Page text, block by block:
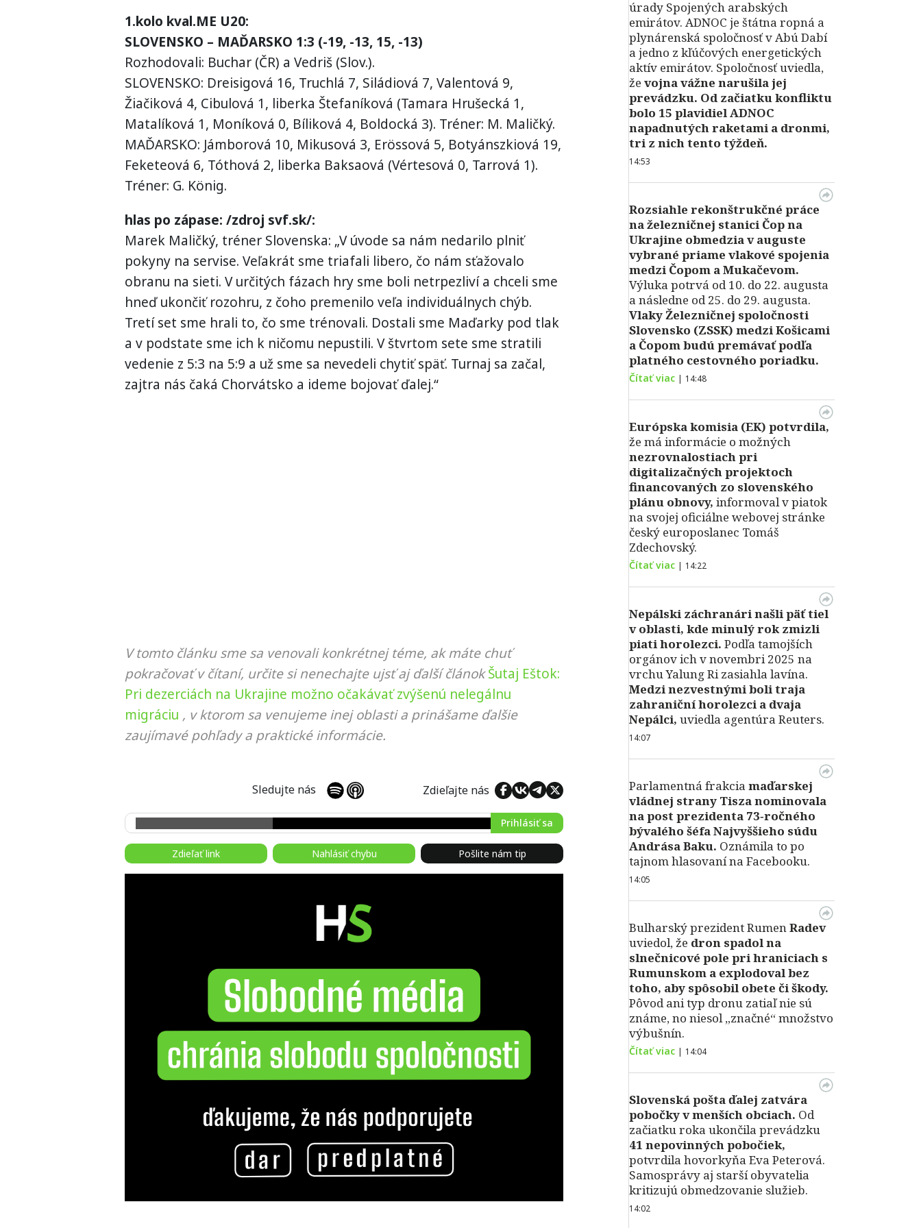
1.kolo kval.ME U20:
SLOVENSKO – MAĎARSKO 1:3 (-19, -13, 15, -13)
Rozhodovali: Buchar (ČR) a Vedriš (Slov.).
SLOVENSKO: Dreisigová 16, Truchlá 7, Siládiová 7, Valentová 9,
Žiačiková 4, Cibulová 1, liberka Štefaníková (Tamara Hrušecká 1,
Matalíková 1, Moníková 0, Bíliková 4, Boldocká 3). Tréner: M. Maličký.
MAĎARSKO: Jámborová 10, Mikusová 3, Erössová 5, Botyánszkiová 19,
Feketeová 6, Tóthová 2, liberka Baksaová (Vértesová 0, Tarrová 1).
Tréner: G. König.
hlas po zápase: /zdroj svf.sk/:
Marek Maličký, tréner Slovenska: „V úvode sa nám nedarilo plniť
pokyny na servise. Veľakrát sme triafali libero, čo nám sťažovalo
obranu na sieti. V určitých fázach hry sme boli netrpezliví a chceli sme
hneď ukončiť rozohru, z čoho premenilo veľa individuálnych chýb.
Tretí set sme hrali to, čo sme trénovali. Dostali sme Maďarky pod tlak
a v podstate sme ich k ničomu nepustili. V štvrtom sete sme stratili
vedenie z 5:3 na 5:9 a už sme sa nevedeli chytiť späť. Turnaj sa začal,
zajtra nás čaká Chorvátsko a ideme bojovať ďalej.“
V tomto článku sme sa venovali konkrétnej téme, ak máte chuť
pokračovať v čítaní, určite si nenechajte ujsť aj ďalší článok Šutaj Eštok:
Pri dezerciách na Ukrajine možno očakávať zvýšenú nelegálnu
migráciu , v ktorom sa venujeme inej oblasti a prinášame ďalšie
zaujímavé pohľady a praktické informácie.
Sledujte nás Zdieľajte nás
Prihlásiť sa
Zdieľať link Nahlásiť chybu Pošlite nám tip
úrady Spojených arabských
emirátov. ADNOC je štátna ropná a
plynárenská spoločnosť v Abú Dabí
a jedno z kľúčových energetických
aktív emirátov. Spoločnosť uviedla,
že vojna vážne narušila jej
prevádzku. Od začiatku konfliktu
bolo 15 plavidiel ADNOC
napadnutých raketami a dronmi,
tri z nich tento týždeň.
14:53
Rozsiahle rekonštrukčné práce
na železničnej stanici Čop na
Ukrajine obmedzia v auguste
vybrané priame vlakové spojenia
medzi Čopom a Mukačevom.
Výluka potrvá od 10. do 22. augusta
a následne od 25. do 29. augusta.
Vlaky Železničnej spoločnosti
Slovensko (ZSSK) medzi Košicami
a Čopom budú premávať podľa
platného cestovného poriadku.
Čítať viac | 14:48
Európska komisia (EK) potvrdila,
že má informácie o možných
nezrovnalostiach pri
digitalizačných projektoch
financovaných zo slovenského
plánu obnovy, informoval v piatok
na svojej oficiálne webovej stránke
český europoslanec Tomáš
Zdechovský.
Čítať viac | 14:22
Nepálski záchranári našli päť tiel
v oblasti, kde minulý rok zmizli
piati horolezci. Podľa tamojších
orgánov ich v novembri 2025 na
vrchu Yalung Ri zasiahla lavína.
Medzi nezvestnými boli traja
zahraniční horolezci a dvaja
Nepálci, uviedla agentúra Reuters.
14:07
Parlamentná frakcia maďarskej
vládnej strany Tisza nominovala
na post prezidenta 73‑ročného
bývalého šéfa Najvyššieho súdu
Andrása Baku. Oznámila to po
tajnom hlasovaní na Facebooku.
14:05
Bulharský prezident RumenRadev
uviedol, že dron spadol na
slnečnicové pole pri hraniciach s
Rumunskom a explodoval bez
toho, aby spôsobil obete či škody.
Pôvod ani typ dronu zatiaľ nie sú
známe, no niesol „značné“ množstvo
výbušnín.
Čítať viac | 14:04
Slovenská pošta ďalej zatvára
pobočky v menších obciach. Od
začiatku roka ukončila prevádzku
41 nepovinných pobočiek,
potvrdila hovorkyňa Eva Peterová.
Samosprávy aj starší obyvatelia
kritizujú obmedzovanie služieb.
14:02